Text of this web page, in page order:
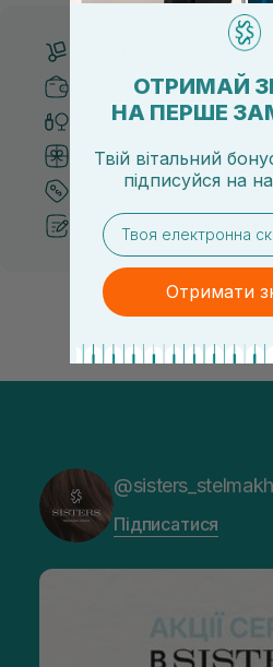
Безкоштовна доставка від
Безпечні способи оплати
Тільки оригінальна
Система бонусів та
Кращі ціни та топ товари
Рекомендації від
Підписатися
ОТРИМАЙ
НА ПЕРШЕ
Твій вітальний
підписуйся на
email
Отримати